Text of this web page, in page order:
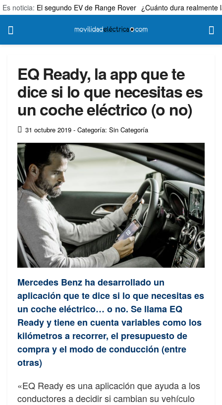
Es noticia: El segundo EV de Range Rover ¿Cuánto dura realmente
EQ Ready, la app que te
dice si lo que necesitas es
un coche eléctrico (o no)
31 octubre 2019 - Categoría: Sin Categoría
Mercedes Benz ha desarrollado un
aplicación que te dice si lo que necesitas es
un coche eléctrico… o no. Se llama EQ
Ready y tiene en cuenta variables como los
kilómetros a recorrer, el presupuesto de
compra y el modo de conducción (entre
otras)
«EQ Ready es una aplicación que ayuda a los
conductores a decidir si cambian su vehículo